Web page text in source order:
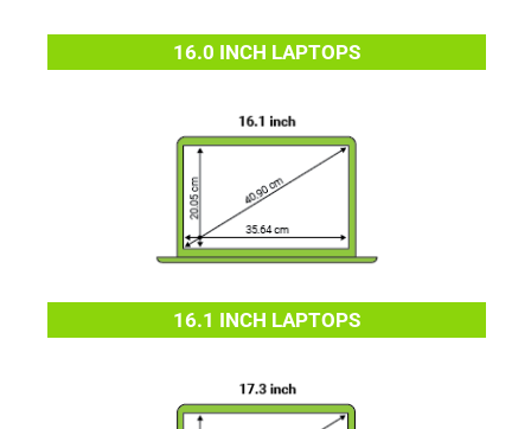
16.0 INCH LAPTOPS
16.1 INCH LAPTOPS